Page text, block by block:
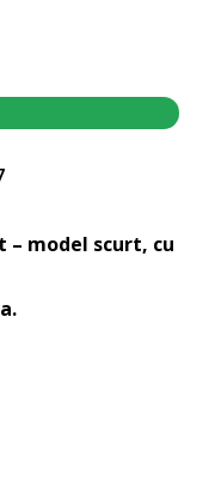
– model scurt, cu